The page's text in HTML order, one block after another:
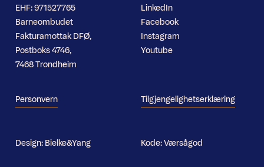
EHF: 971527765
Barneombudet
Fakturamottak DFØ,
Postboks 4746,
7468 Trondheim
Personvern
LinkedIn
Facebook
Instagram
Youtube
Tilgjengelighetserklæring
Design: Bielke&Yang Kode:Værsågod